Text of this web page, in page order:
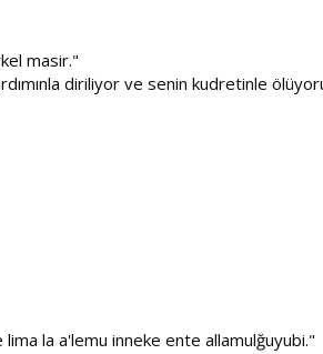
masir."
diriliyor ve senin kudretinle
la a'lemu inneke ente allamulğuyubi."